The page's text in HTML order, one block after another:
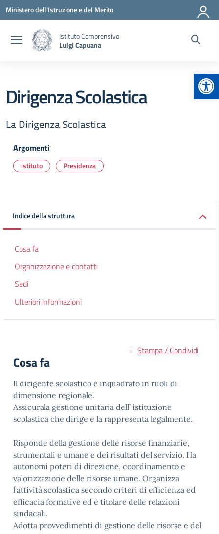
Vai ai contenuti
Vai al menu di navigazione
Vai al footer
Ministero dell'Istruzione e del Merito
Istituto Comprensivo
Luigi Capuana
Dirigenza Scolastica
La Dirigenza Scolastica
Argomenti
Istituto Presidenza
Indice della struttura
Cosa fa
Organizzazione e contatti
Sedi
Ulteriori informazioni
Stampa / Condividi
Cosa fa
Il dirigente scolastico è inquadrato in ruoli di
dimensione regionale.
Assicurala gestione unitaria dell’ istituzione
scolastica che dirige e la rappresenta legalmente.
Risponde della gestione delle risorse finanziarie,
strumentali e umane e dei risultati del servizio. Ha
autonomi poteri di direzione, coordinamento e
valorizzazione delle risorse umane. Organizza
l’attività scolastica secondo criteri di efficienza ed
efficacia formative ed è titolare delle relazioni
sindacali.
Adotta provvedimenti di gestione delle risorse e del